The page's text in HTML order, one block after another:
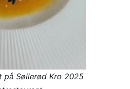
på Søllerød Kro 2025